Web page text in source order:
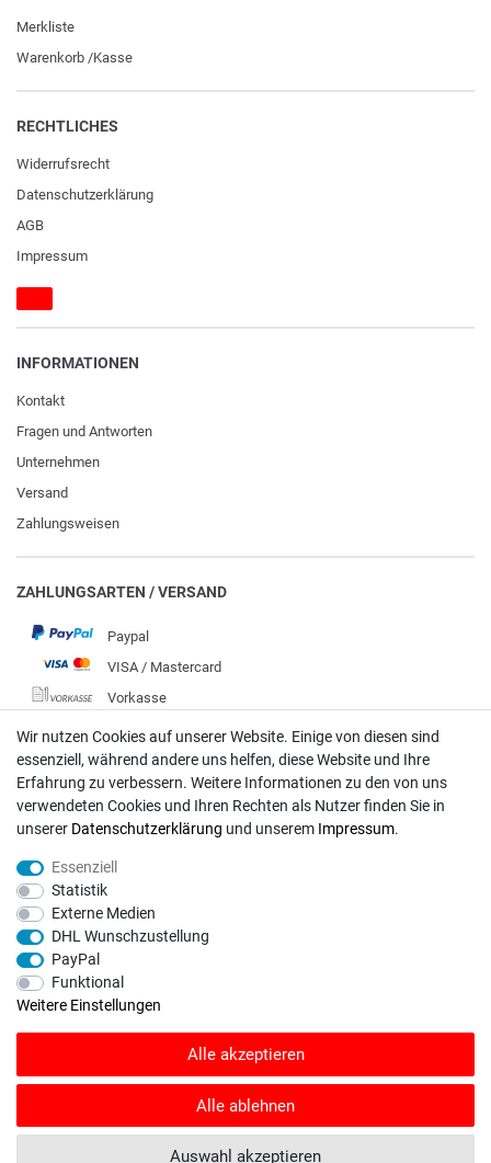
Merkliste
Warenkorb /Kasse
RECHTLICHES
Widerrufs­recht
Daten­schutz­erklärung
AGB
Impressum
INFORMATIONEN
Kontakt
Fragen und Antworten
Unternehmen
Versand
Zahlungsweisen
ZAHLUNGSARTEN / VERSAND
Paypal
VISA / Mastercard
Vorkasse
DHL
Deutsche Post
Bei Fragen wenden Sie sich direkt an unser Service-Team.
info@rasentraktoren-motoren.de
MA-Versand GmbH, 53925 Kall, In der Laach 1-3
SHOPVOTE Bewertungen. SHOPVOTE setzt automatische und manuelle
© Copyright 2026 | Alle Rechte vorbehalten. - Rasentraktoren-Motoren | Realisation
Wir nutzen Cookies auf unserer Website. Einige von diesen sind
essenziell, während andere uns helfen, diese Website und Ihre
Erfahrung zu verbessern. Weitere Informationen zu den von uns
verwendeten Cookies und Ihren Rechten als Nutzer finden Sie in
unserer Daten­schutz­erklärung und unserem Impressum.
Essenziell
Statistik
Externe Medien
DHL Wunschzustellung
PayPal
Funktional
Weitere Einstellungen
Alle akzeptieren
Alle ablehnen
Auswahl akzeptieren